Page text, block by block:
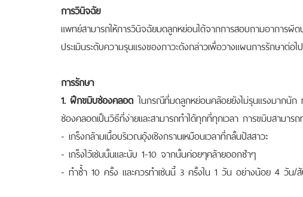
การวินิจฉัย
แพทย์สามารถให้การวินิจฉัยมดลูกหย่อนได้จากการสอบถามอาการผิ
ประเมินระดับความรุนแรงของภาวะดังกล่าวเพื่อวางแผนการรักษาต่อไป
การรักษา
1. ฝึกขมิบช่องคลอด ในกรณีที่มดลูกหย่อนคล้อยยังไม่รุนแรงมากนัก
ช่องคลอดเป็นวิธีที่ง่ายและสามารถทำได้ทุกที่ทุกเวลา การขมิบสามารถ
- เกร็งกล้ามเนื้อบริเวณอุ้งเชิงกรานเหมือนเวลาที่กลั้นปัสสาวะ
- เกร็งไว้เช่นนั้นและนับ 1-10 จากนั้นค่อยๆคล้ายออกช้าๆ
- ทำซ้ำ 10 ครั้ง และควรทำเช่นนี้ 3 ครั้งใน 1 วัน อย่างน้อย 4 วัน/